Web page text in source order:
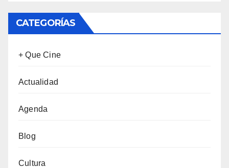
CATEGORÍAS
+ Que Cine
Actualidad
Agenda
Blog
Cultura